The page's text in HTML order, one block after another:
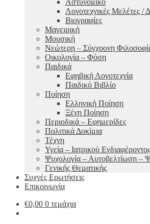
Αστυνομικό
Λογοτεχνικές Μελέτες /
Βιογραφίες
Μαγειρική
Μουσική
Νεώτερη – Σύγχρονη
Οικολογία – Φύση
Παιδικά
Εφηβική Λογοτεχνία
Παιδικό Βιβλίο
Ποίηση
Ελληνική Ποίηση
Ξένη Ποίηση
Περιοδικά – Εφημερίδες
Πολιτικά Δοκίμια
Τέχνη
Υγεία – Ιατρικού Ενδιαφέροντος
Ψυχολογία – Αυτοβελτίωση –
Γενικής Θεματικής
Συχνές Ερωτήσεις
Επικοινωνία
€0,00 0 τεμάχια